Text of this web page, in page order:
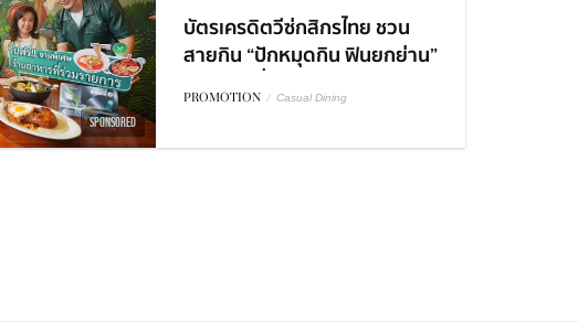
SPONSORED
บัตรเครดิตวีซ่กสิกรไทย ชวน
สายกิน “ปักหมุดกิน ฟินยกย่าน”
อร่อยคุ้มที่อารีย์ - ทรงวาด
พร้อมโปรพิเศษ
PROMOTION / Casual Dining